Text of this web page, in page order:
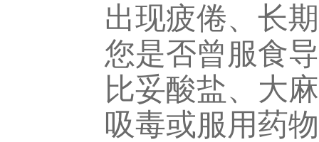
出现疲倦、长
您是否曾服食
比妥酸盐、大
吸毒或服用药